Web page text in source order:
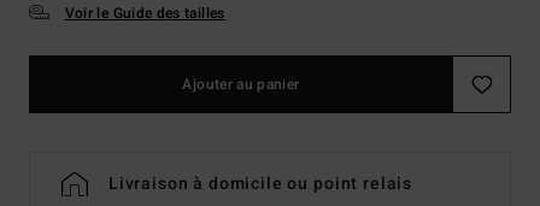
Voir le Guide des tailles
Ajouter au panier
Livraison à domicile ou point relais